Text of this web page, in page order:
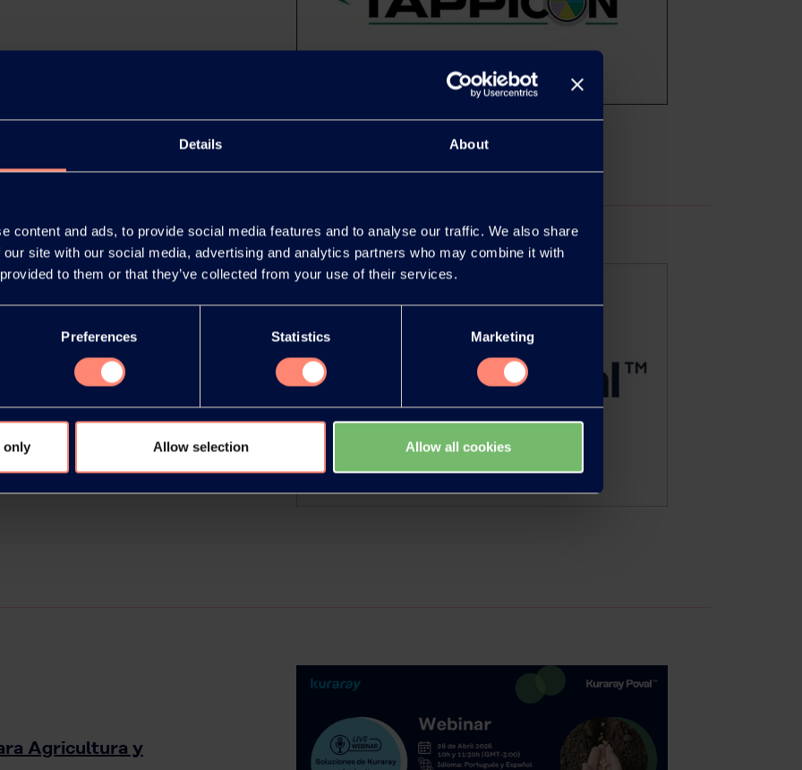
Details About
content and ads, to provide social media features and to analyse our traffic. We also share
site with our social media, advertising and analytics partners who may combine it with
to them or that they’ve collected from your use of their services.
Preferences Statistics Marketing
only Allow selection Allow all cookies
al alza los precios de las
Agricultura y